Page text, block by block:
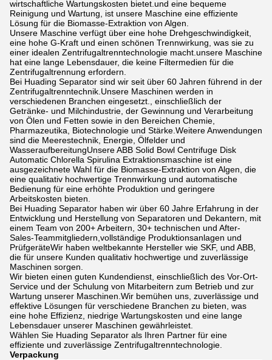
wirtschaftliche Wartungskosten bietet.und eine bequeme
Reinigung und Wartung, ist unsere Maschine eine effiziente
Lösung für die Biomasse-Extraktion von Algen.
Unsere Maschine verfügt über eine hohe Drehgeschwindigkeit,
eine hohe G-Kraft und einen schönen Trennwirkung, was sie zu
einer idealen Zentrifugaltrenntechnologie macht.unsere Maschine
hat eine lange Lebensdauer, die keine Filtermedien für die
Zentrifugaltrennung erfordern.
Bei Huading Separator sind wir seit über 60 Jahren führend in der
Zentrifugaltrenntechnik.Unsere Maschinen werden in
verschiedenen Branchen eingesetzt., einschließlich der
Getränke- und Milchindustrie, der Gewinnung und Verarbeitung
von Ölen und Fetten sowie in den Bereichen Chemie,
Pharmazeutika, Biotechnologie und Stärke.Weitere Anwendungen
sind die Meerestechnik, Energie, Ölfelder und
WasseraufbereitungUnsere ABB Solid Bowl Centrifuge Disk
Automatic Chlorella Spirulina Extraktionsmaschine ist eine
ausgezeichnete Wahl für die Biomasse-Extraktion von Algen, die
eine qualitativ hochwertige Trennwirkung und automatische
Bedienung für eine erhöhte Produktion und geringere
Arbeitskosten bieten.
Bei Huading Separator haben wir über 60 Jahre Erfahrung in der
Entwicklung und Herstellung von Separatoren und Dekantern, mit
einem Team von 200+ Arbeitern, 30+ technischen und After-
Sales-Teammitgliedern,vollständige Produktionsanlagen und
PrüfgeräteWir haben weltbekannte Hersteller wie SKF, und ABB,
die für unsere Kunden qualitativ hochwertige und zuverlässige
Maschinen sorgen.
Wir bieten einen guten Kundendienst, einschließlich des Vor-Ort-
Service und der Schulung von Mitarbeitern zum Betrieb und zur
Wartung unserer Maschinen.Wir bemühen uns, zuverlässige und
effektive Lösungen für verschiedene Branchen zu bieten, was
eine hohe Effizienz, niedrige Wartungskosten und eine lange
Lebensdauer unserer Maschinen gewährleistet.
Wählen Sie Huading Separator als Ihren Partner für eine
effiziente und zuverlässige Zentrifugaltrenntechnologie.
Verpackung